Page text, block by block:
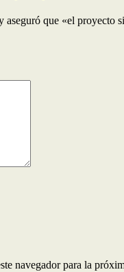
que «el proyecto
navegador para la